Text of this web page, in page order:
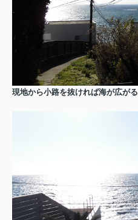
現地から小路を抜ければ海が広がる